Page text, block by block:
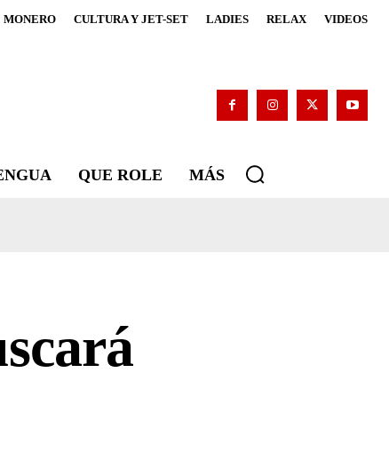
MONERO CULTURA Y JET-SET LADIES RELAX VIDEOS
QUE ROLE MÁS